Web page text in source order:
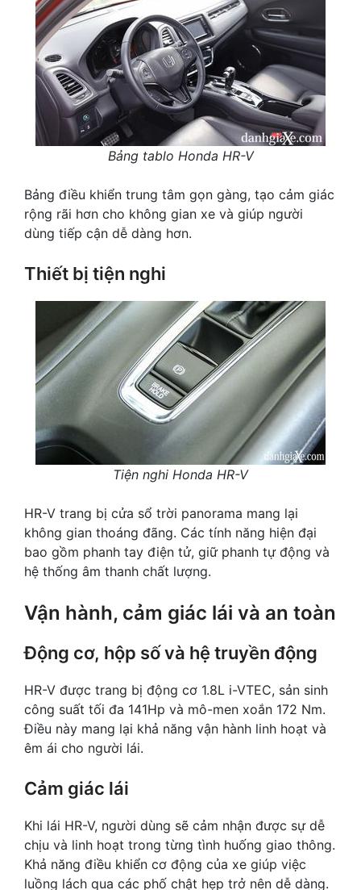
Bảng tablo Honda HR-V
Bảng điều khiển trung tâm gọn gàng, tạo cảm giác
rộng rãi hơn cho không gian xe và giúp người
dùng tiếp cận dễ dàng hơn.
Thiết bị tiện nghi
Tiện nghi Honda HR-V
HR-V trang bị cửa sổ trời panorama mang lại
không gian thoáng đãng. Các tính năng hiện đại
bao gồm phanh tay điện tử, giữ phanh tự động và
hệ thống âm thanh chất lượng.
Vận hành, cảm giác lái và an toàn
Động cơ, hộp số và hệ truyền động
HR-V được trang bị động cơ 1.8L i-VTEC, sản sinh
công suất tối đa 141Hp và mô-men xoắn 172 Nm.
Điều này mang lại khả năng vận hành linh hoạt và
êm ái cho người lái.
Cảm giác lái
Khi lái HR-V, người dùng sẽ cảm nhận được sự dễ
chịu và linh hoạt trong từng tình huống giao thông.
Khả năng điều khiển cơ động của xe giúp việc
luồng lách qua các phố chật hẹp trở nên dễ dàng.